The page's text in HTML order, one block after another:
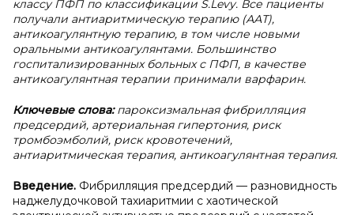
классу ПФП по классификации S.Levy. Все пациенты
получали антиаритмическую терапию (ААТ),
антикоагулянтную терапию, в том числе новыми
оральными антикоагулянтами. Большинство
госпитализированных больных с ПФП, в качестве
антикоагулянтная терапии принимали варфарин.
Ключевые слова:пароксизмальная фибрилляция
предсердий, артериальная гипертония, риск
тромбоэмболий, риск кровотечений,
антиаритмическая терапия, антикоагулянтная терапия.
Введение. Фибрилляция предсердий — разновидность
наджелудочковой тахиаритмии с хаотической